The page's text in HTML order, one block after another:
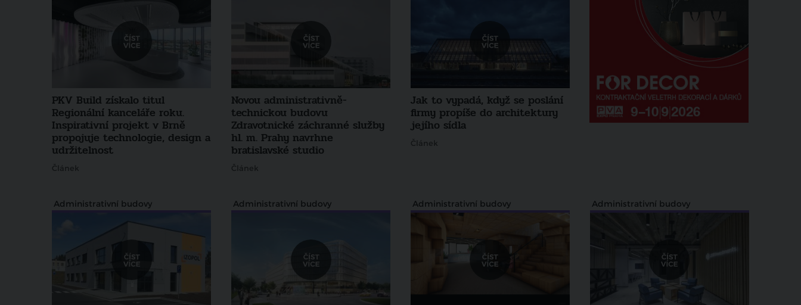
PKV Build získalo titul
Regionální kanceláře roku.
Inspirativní projekt v Brně
propojuje technologie, design a
udržitelnost
Článek
Novou administrativně-
technickou budovu
Zdravotnické záchranné služby
hl. m. Prahy navrhne
bratislavské studio
Článek
Jak to vypadá, když se poslání
firmy propíše do architektury
jejího sídla
Článek
Administrativní budovy Administrativní budovy Administrativní budovy Administrativní budovy